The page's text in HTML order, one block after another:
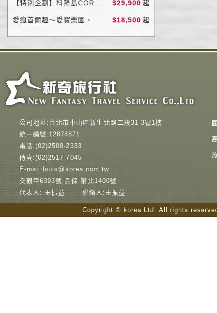
【特別企劃】科隆島COR... $29,900 起
愛瘋首爾趣～愛寶樂園、... $18,500 起
公司地址:台北市中山區新生北路二段31-3號1樓
統一編號:12874871
電話:(02)2508-2333
傳真:(02)2517-7045
E-mail:louis@korea.com.tw
交觀甲6393號 品保 第北1400號
代表人: 王振益 聯絡人:王振益
Copyright © korea Ltd. All rights